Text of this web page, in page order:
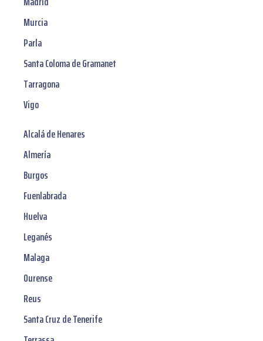
Murcia
Parla
Santa Coloma de Gramanet
Tarragona
Vigo
Alcalá de Henares
Almería
Burgos
Fuenlabrada
Huelva
Leganés
Malaga
Ourense
Reus
Santa Cruz de Tenerife